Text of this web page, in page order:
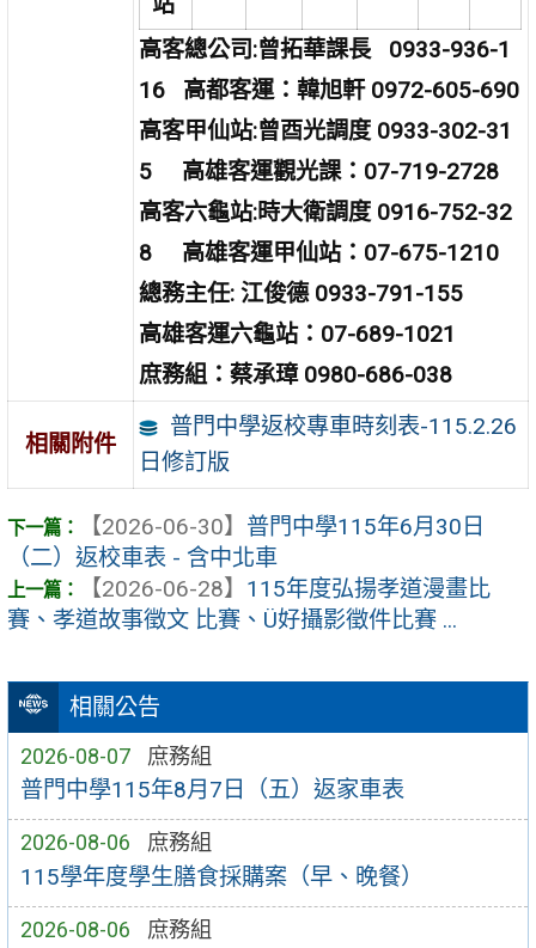
相關公告
2026-08-07 庶務組
普門中學115年8月7日（五）返家車表
2026-08-06 庶務組
115學年度學生膳食採購案（早、晚餐）
2026-08-06 庶務組
高客總公司:曾拓華課長 0933-936-1
16 高都客運：韓旭軒 0972-605-690
高客甲仙站:曾酉光調度 0933-302-31
5 高雄客運觀光課：07-719-2728
高客六龜站:時大衛調度 0916-752-32
8 高雄客運甲仙站：07-675-1210
總務主任: 江俊德 0933-791-155
高雄客運六龜站：07-689-1021
庶務組：蔡承璋 0980-686-038
相關附件
普門中學返校專車時刻表-115.2.26
日修訂版
【2026-06-30】 普門中學115年6月30日
（二）返校車表 - 含中北車
【2026-06-28】 115年度弘揚孝道漫畫比
賽、孝道故事徵文 比賽、Ü好攝影徵件比賽 ...